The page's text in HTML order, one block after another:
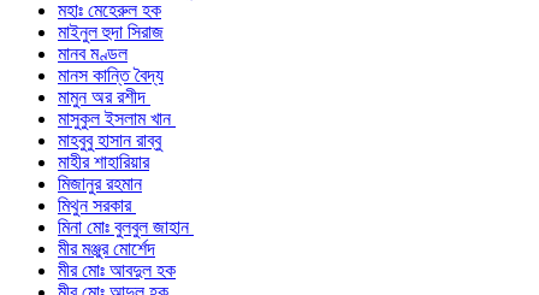
মহাঃ মেহেরুল হক
মাইনুল হুদা সিরাজ
মানব মণ্ডল
মানস কান্তি বৈদ্য
মামুন অর রশীদ
মাসুকুল ইসলাম খান
মাহবুবু হাসান রাব্বু
মাহীর শাহারিয়ার
মিজানুর রহমান
মিথুন সরকার
মিনা মোঃ বুলবুল জাহান
মীর মঞ্জুর মোর্শেদ
মীর মোঃ আবদুল হক